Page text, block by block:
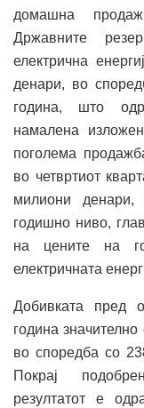
домашна
Државните
електрична
денари, во
година, што
намалена
поголема
во четвртиот
милиони
годишно ниво,
на цените на
електричната
Добивката пред
година
во споредба со
Покрај
резултатот е